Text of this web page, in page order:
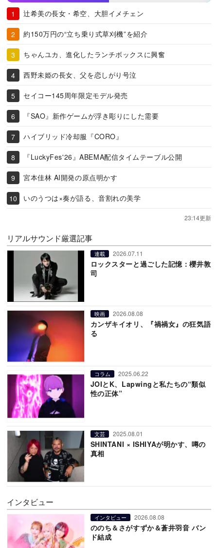
辻希美の長女・希空、大胆イメチェン
約150万円の“立ち乗り式草刈機”を紹介
ちゃんユカ、進化したランチボックスに興奮
西野未姫の長女、父を恋しがり号泣
セイコー145周年限定モデル発売
『SAO』新作ゲームが浮き彫りにした需要
ハイブリッド冷却服『CORO』
『LuckyFes'26』ABEMA配信タイムテーブル公開
宮本佳林 AI開発の原点明かす
いのうつは×奏が語る、音割れの美学
23:14更新
リアルサウンド厳選記事
連載 2026.07.11
ロックスターと過ごした記憶：櫻井敦
司
映画 2026.08.08
カンザキイオリ、『禍禍女』の狂気語
る
コラム 2025.06.22
JOIとK、Lapwingと私たちの“類似
性の正体”
文芸 2025.08.01
SHINTANI × ISHIYAが明かす、噂の
真相
インタビュー
インタビュー 2026.08.08
ののち＆さがすずか＆蒼井羽音 バン
ド結成